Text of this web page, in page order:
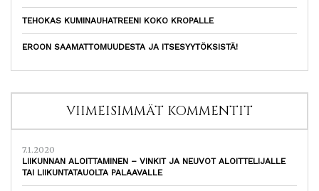
TEHOKAS KUMINAUHATREENI KOKO KROPALLE
EROON SAAMATTOMUUDESTA JA ITSESYYTÖKSISTÄ!
VIIMEISIMMÄT KOMMENTIT
7.1.2020
LIIKUNNAN ALOITTAMINEN – VINKIT JA NEUVOT ALOITTELIJALLE
TAI LIIKUNTATAUOLTA PALAAVALLE